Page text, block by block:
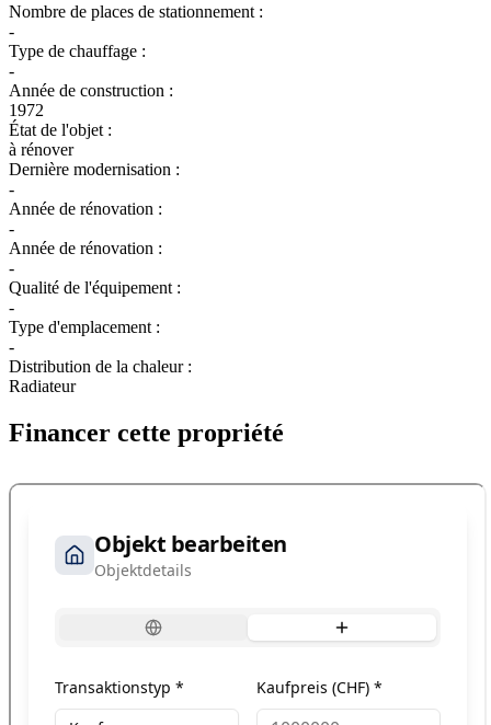
Nombre de places de stationnement :
-
Type de chauffage :
-
Année de construction :
1972
État de l'objet :
à rénover
Dernière modernisation :
-
Année de rénovation :
-
Année de rénovation :
-
Qualité de l'équipement :
-
Type d'emplacement :
-
Distribution de la chaleur :
Radiateur
Financer cette propriété